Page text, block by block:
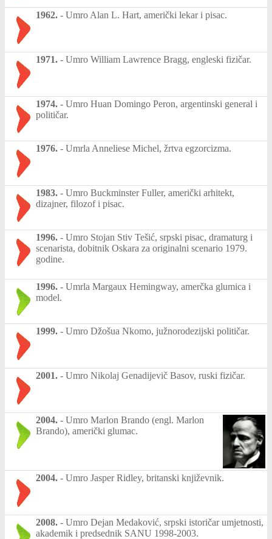
1962. - Umro Alan L. Hart, američki lekar i pisac.
1971. - Umro William Lawrence Bragg, engleski fizičar.
1974. - Umro Huan Domingo Peron, argentinski general i
političar.
1976. - Umrla Anneliese Michel, žrtva egzorcizma.
1983. - Umro Buckminster Fuller, američki arhitekt,
dizajner, filozof i pisac.
1996. - Umro Stojan Stiv Tešić, srpski pisac, dramaturg i
scenarista, dobitnik Oskara za originalni scenario 1979.
godine.
1996. - Umrla Margaux Hemingway, amerčka glumica i
model.
1999. - Umro Džošua Nkomo, južnorodezijski političar.
2001. - Umro Nikolaj Genadijevič Basov, ruski fizičar.
2004. - Umro Marlon Brando (engl. Marlon
Brando), američki glumac.
2004. - Umro Jasper Ridley, britanski književnik.
2008. - Umro Dejan Medaković, srpski istoričar umjetnosti,
akademik i predsednik SANU 1998-2003.